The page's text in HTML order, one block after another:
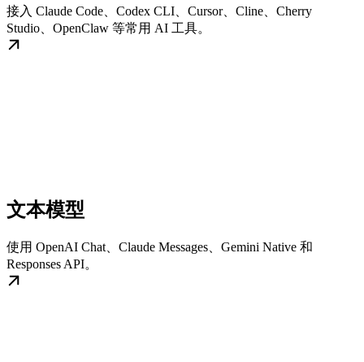
接入 Claude Code、Codex CLI、Cursor、Cline、Cherry
Studio、OpenClaw 等常用 AI 工具。
文本模型
使用 OpenAI Chat、Claude Messages、Gemini Native 和
Responses API。